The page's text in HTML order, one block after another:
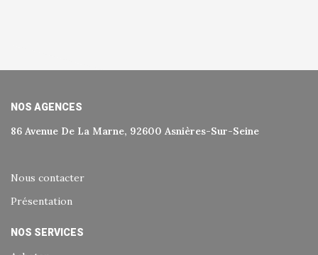
NOS AGENCES
86 Avenue De La Marne, 92600 Asnières-Sur-Seine
Nous contacter
Présentation
NOS SERVICES